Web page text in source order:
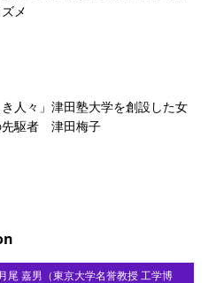
メ
き人々」津田塾大学を創設した女
先駆者 津田梅子
嘉男（東京大学名誉教授 工学博